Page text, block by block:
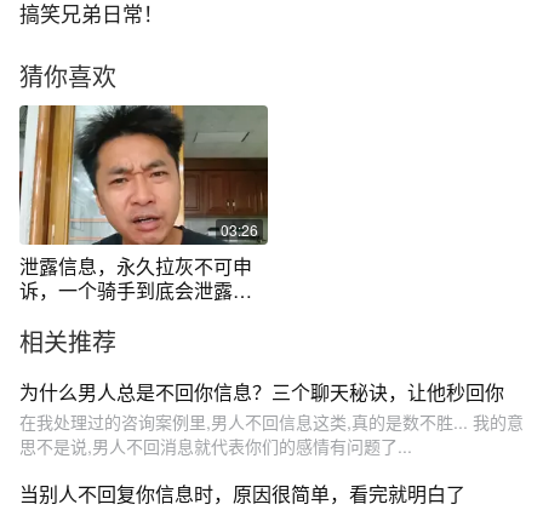
搞笑兄弟日常！
猜你喜欢
03:26
泄露信息，永久拉灰不可申
诉，一个骑手到底会泄露什
#真实事件 #社会百态 #外卖
小哥不容易
相关推荐
为什么男人总是不回你信息？三个聊天秘诀，让他秒回你
在我处理过的咨询案例里,男人不回信息这类,真的是数不胜... 我的意
思不是说,男人不回消息就代表你们的感情有问题了...
当别人不回复你信息时，原因很简单，看完就明白了